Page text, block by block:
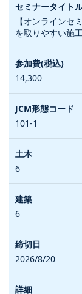
【オンラインセ
を取りやすい施
14,300
101-1
6
6
2026/8/20